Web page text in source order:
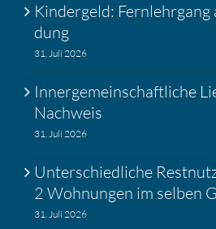
Kinder­geld:
dung
31. Juli 2026
Inner­ge­mein­schaft­liche
Nachweis
31. Juli 2026
Unter­schied­liche
2 Wohnungen im selben
31. Juli 2026